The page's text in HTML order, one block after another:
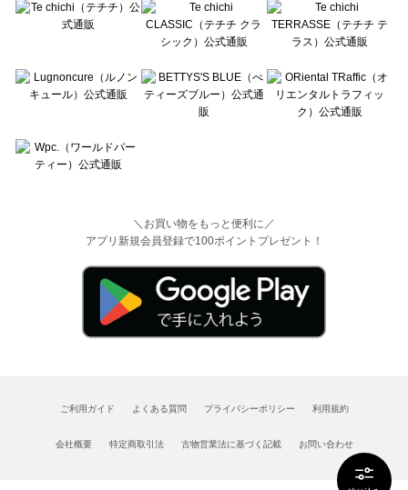
＼お買い物をもっと便利に／
アプリ新規会員登録で100ポイントプレゼント！
ご利用ガイド よくある質問 プライバシーポリシー 利用規約
会社概要 特定商取引法 古物営業法に基づく記載 お問い合わせ